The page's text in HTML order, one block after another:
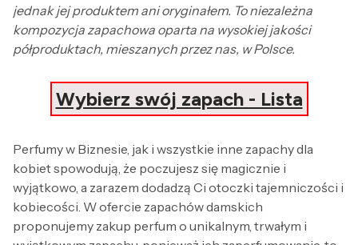
jednak jej produktem ani oryginałem. To niezależna
kompozycja zapachowa oparta na wysokiej jakości
półproduktach, mieszanych przez nas, w Polsce.
Wybierz swój zapach - Lista
Perfumy w Biznesie, jak i wszystkie inne zapachy dla
kobiet spowodują, że poczujesz się magicznie i
wyjątkowo, a zarazem dodadzą Ci otoczki tajemniczości i
kobiecości. W ofercie zapachów damskich
proponujemy zakup perfum o unikalnym, trwałym i